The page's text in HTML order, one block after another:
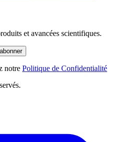
et avancées scientifiques.
notre Politique de Confidentialité